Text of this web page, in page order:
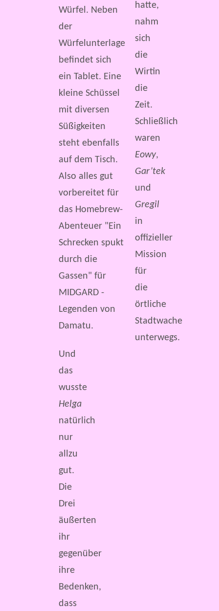
hatte,
nahm
sich
die
Wirtin
die
Zeit.
Schließlich
waren
Eowy,
Gar’tek
und
Gregil
in
offizieller
Mission
für
die
örtliche
Stadtwache
unterwegs.
Und
das
wusste
Helga
natürlich
nur
allzu
gut.
Die
Drei
äußerten
ihr
gegenüber
ihre
Bedenken,
dass